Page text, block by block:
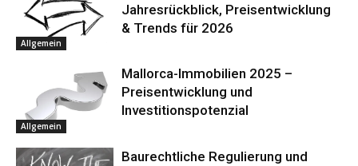
Allgemein
Jahresrückblick, Preisentwicklung
& Trends für 2026
Allgemein
Mallorca-Immobilien 2025 –
Preisentwicklung und
Investitionspotenzial
Baurechtliche Regulierung und